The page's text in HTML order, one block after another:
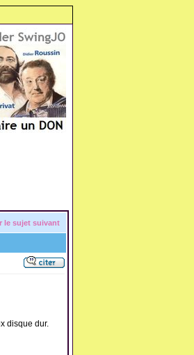
le sujet suivant
disque dur.